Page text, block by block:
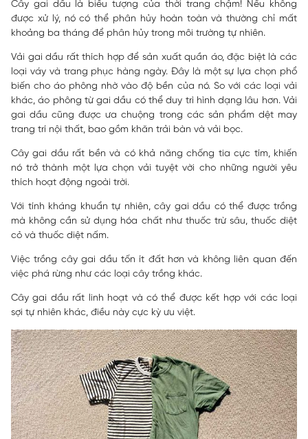
Cây gai dầu là biểu tượng của thời trang chậm! Nếu không
được xử lý, nó có thể phân hủy hoàn toàn và thường chỉ mất
khoảng ba tháng để phân hủy trong môi trường tự nhiên.
Vải gai dầu rất thích hợp để sản xuất quần áo, đặc biệt là các
loại váy và trang phục hàng ngày. Đây là một sự lựa chọn phổ
biến cho áo phông nhờ vào độ bền của nó. So với các loại vải
khác, áo phông từ gai dầu có thể duy trì hình dạng lâu hơn. Vải
gai dầu cũng được ưa chuộng trong các sản phẩm dệt may
trang trí nội thất, bao gồm khăn trải bàn và vải bọc.
Cây gai dầu rất bền và có khả năng chống tia cực tím, khiến
nó trở thành một lựa chọn vải tuyệt vời cho những người yêu
thích hoạt động ngoài trời.
Với tính kháng khuẩn tự nhiên, cây gai dầu có thể được trồng
mà không cần sử dụng hóa chất như thuốc trừ sâu, thuốc diệt
cỏ và thuốc diệt nấm.
Việc trồng cây gai dầu tốn ít đất hơn và không liên quan đến
việc phá rừng như các loại cây trồng khác.
Cây gai dầu rất linh hoạt và có thể được kết hợp với các loại
sợi tự nhiên khác, điều này cực kỳ ưu việt.